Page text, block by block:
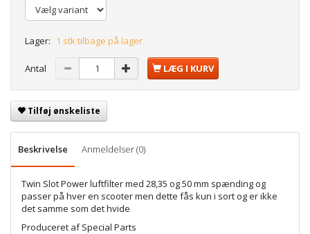
Lager: 1 stk tilbage på lager
Antal LÆG I KURV
Tilføj ønskeliste
Beskrivelse Anmeldelser (0)
Twin Slot Power luftfilter med 28,35 og 50 mm spænding og
passer på hver en scooter men dette fås kun i sort og er ikke
det samme som det hvide
Produceret af Special Parts